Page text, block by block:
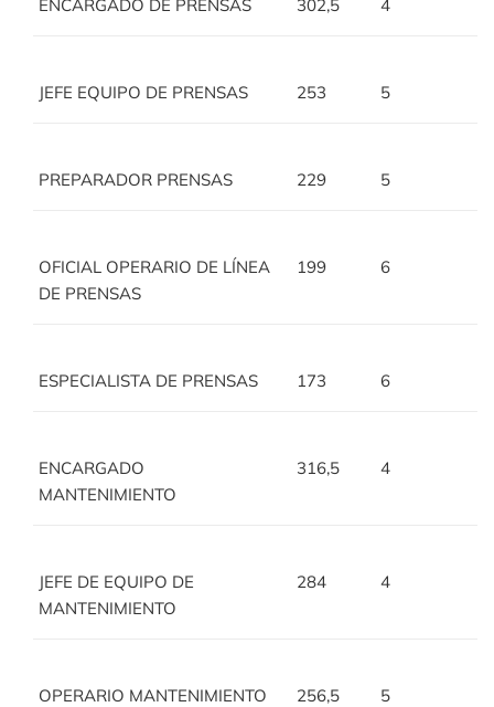
ENCARGADO DE PRENSAS 302,5 4
JEFE EQUIPO DE PRENSAS 253 5
PREPARADOR PRENSAS 229 5
OFICIAL OPERARIO DE LÍNEA
DE PRENSAS
199 6
ESPECIALISTA DE PRENSAS 173 6
ENCARGADO
MANTENIMIENTO
316,5 4
JEFE DE EQUIPO DE
MANTENIMIENTO
284 4
OPERARIO MANTENIMIENTO
256,5 5